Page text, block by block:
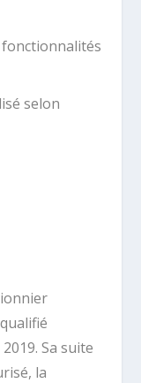
fonctionnalités
selon
Sa suite
la